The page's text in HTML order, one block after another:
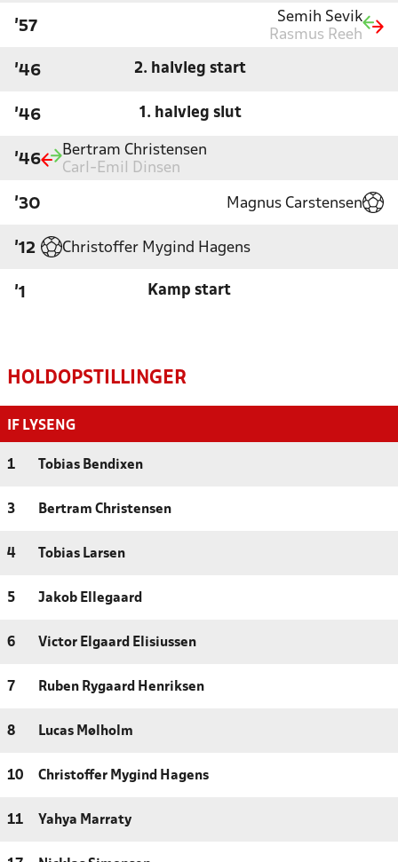
'57
Semih Sevik
Rasmus Reeh
'46 2. halvleg start
'46 1. halvleg slut
'46
Bertram Christensen
Carl-Emil Dinsen
'30 Magnus Carstensen
'12 Christoffer Mygind Hagens
'1 Kamp start
HOLDOPSTILLINGER
IF LYSENG
1 Tobias Bendixen
3 Bertram Christensen
4 Tobias Larsen
5 Jakob Ellegaard
6 Victor Elgaard Elisiussen
7 Ruben Rygaard Henriksen
8 Lucas Mølholm
10 Christoffer Mygind Hagens
11 Yahya Marraty